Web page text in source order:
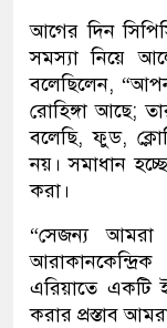
আগের দিন
সমস্যা নিয়ে
বলেছিলেন,
রোহিঙ্গা আছে;
বলেছি, ফুড,
নয়। সমাধান
করা।
“সেজন্য আমরা
এরিয়াতে একটি
করার প্রস্তাব